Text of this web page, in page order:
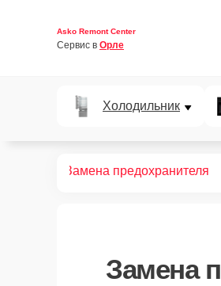
Asko Remont Center
Сервис в Орле
Холодильник
Замена предохранителя
Замена